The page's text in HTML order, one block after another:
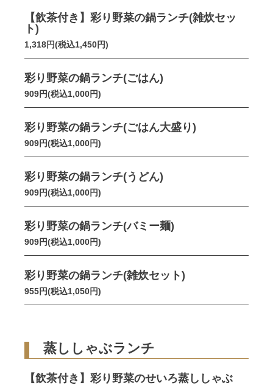
【飲茶付き】彩り野菜の鍋ランチ(雑炊セッ
ト)
1,318円(税込1,450円)
彩り野菜の鍋ランチ(ごはん)
909円(税込1,000円)
彩り野菜の鍋ランチ(ごはん大盛り)
909円(税込1,000円)
彩り野菜の鍋ランチ(うどん)
909円(税込1,000円)
彩り野菜の鍋ランチ(バミー麺)
909円(税込1,000円)
彩り野菜の鍋ランチ(雑炊セット)
955円(税込1,050円)
蒸ししゃぶランチ
【飲茶付き】彩り野菜のせいろ蒸ししゃぶ